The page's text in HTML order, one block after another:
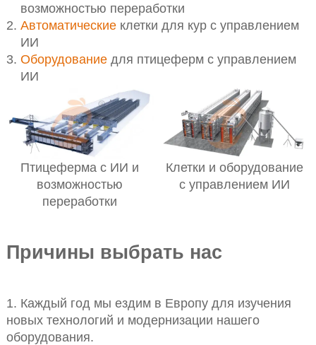
возможностью переработки
Автоматическиеклетки для кур с управлением
ИИ
Оборудованиедля птицеферм с управлением
ИИ
Птицеферма с ИИ и
возможностью
переработки
Клетки и оборудование
с управлением ИИ
Причины выбрать нас
1. Каждый год мы ездим в Европу для изучения
новых технологий и модернизации нашего
оборудования.